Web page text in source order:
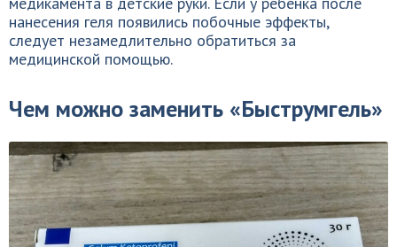
нанесения геля появились побочные эффекты,
следует незамедлительно обратиться за
медицинской помощью.
Чем можно заменить «Быструмгель»